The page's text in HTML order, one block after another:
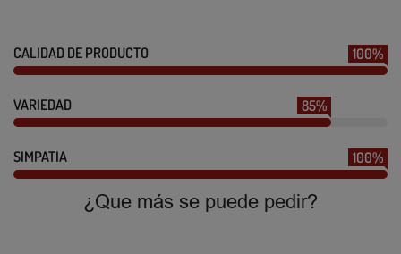
CALIDAD DE PRODUCTO 100%
VARIEDAD 85%
SIMPATIA 100%
¿Que más se puede pedir?